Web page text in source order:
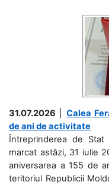
31.07.2026
Calea
de ani de activitate
Întreprinderea de Stat
marcat astăzi, 31 iulie
aniversarea a 155 de
teritoriul Republicii